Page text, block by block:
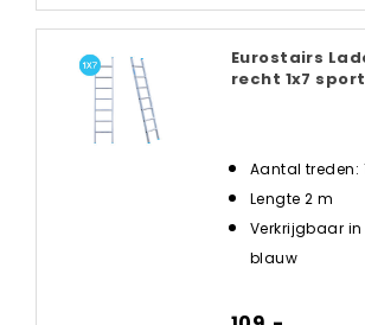
Eurostairs
recht 1x7
Aantal treden:
Lengte 2 m
Verkrijgbaar in
blauw